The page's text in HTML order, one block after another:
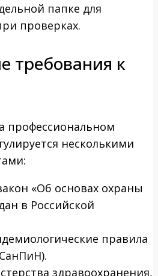
папке для
проверках.
требования к
профессиональном
несколькими
«Об основах охраны
в Российской
правила
здравоохранения,